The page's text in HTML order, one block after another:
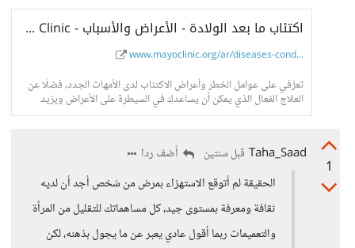
اكتئاب ما بعد الولادة - الأعراض والأسباب - Mayo Clinic (مايو كلينك)
www.mayoclinic.org/ar/diseases-cond...
تعرَّفي على عوامل الخطر وأعراض الاكتئاب لدى الأمهات الجدد، فضلًا عن
العلاج الفعال الذي يمكن أن يساعدكِ في السيطرة على الأعراض ويزيد
ارتباطك بطفلك.
1
Taha_Saad قبل سنتين
أضف ردا
الحقيقة لم أتوقع الاستهزاء بمرض من شخص أجد أن لديه
ثقافة ومعرفة بمستوى جيد، كل مساهماتك للتقليل من المرأة
والتعميمات ربما أقول عادي يعبر عن ما يجول بذهنه، لكن